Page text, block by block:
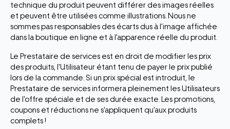
technique du produit peuvent différer des images réelles
et peuvent être utilisées comme illustrations. Nous ne
sommes pas responsables des écarts dus à l'image affichée
dans la boutique en ligne et à l'apparence réelle du produit.
Le Prestataire de services est en droit de modifier les prix
des produits, l'Utilisateur étant tenu de payer le prix publié
lors de la commande. Si un prix spécial est introduit, le
Prestataire de services informera pleinement les Utilisateurs
de l'offre spéciale et de ses durée exacte. Les promotions,
coupons et réductions ne s'appliquent qu'aux produits
complets !